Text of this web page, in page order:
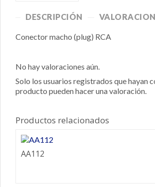
DESCRIPCIÓN
Conector macho (plug) RCA
No hay valoraciones aún.
Solo los usuarios registrados que hayan
producto pueden hacer una valoración.
Productos relacionados
AA112